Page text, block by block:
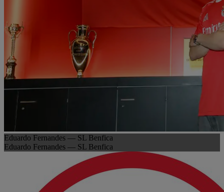
Eduardo Fernandes — SL Benfica
Eduardo Fernandes — SL Benfica